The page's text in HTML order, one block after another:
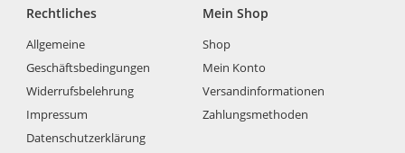
Rechtliches
Allgemeine
Geschäftsbedingungen
Widerrufsbelehrung
Impressum
Datenschutzerklärung
Mein Shop
Shop
Mein Konto
Versandinformationen
Zahlungsmethoden